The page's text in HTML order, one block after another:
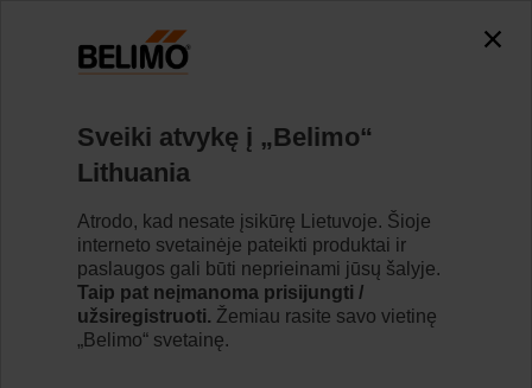
R7050R-B3/NR24A-KNX
Learn more
Sveiki atvykę į „Belimo“
Lithuania
Atrodo, kad nesate įsikūrę Lietuvoje. Šioje
interneto svetainėje pateikti produktai ir
paslaugos gali būti neprieinami jūsų šalyje.
Taip pat neįmanoma prisijungti /
užsiregistruoti. Žemiau rasite savo vietinę
„Belimo“ svetainę.